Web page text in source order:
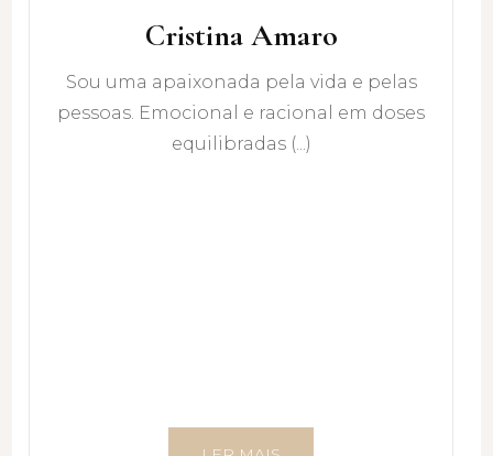
Cristina Amaro
Sou uma apaixonada pela vida e pelas
pessoas. Emocional e racional em doses
equilibradas (...)